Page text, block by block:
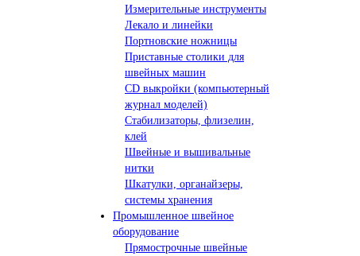
Измерительные инструменты
Лекало и линейки
Портновские ножницы
Приставные столики для
швейных машин
СD выкройки (компьютерный
журнал моделей)
Стабилизаторы, флизелин,
клей
Швейные и вышивальные
нитки
Шкатулки, органайзеры,
системы хранения
Промышленное швейное
оборудование
Прямострочные швейные